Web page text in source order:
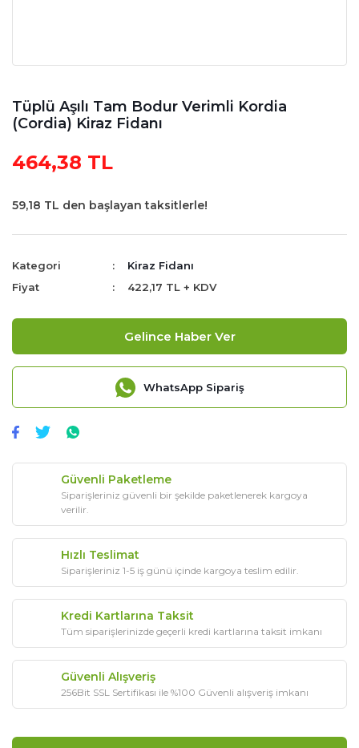
Tüplü Aşılı Tam Bodur Verimli Kordia
(Cordia) Kiraz Fidanı
464,38 TL
59,18 TL den başlayan taksitlerle!
Kategori
Kiraz Fidanı
Fiyat
422,17 TL + KDV
Gelince Haber Ver
WhatsApp Sipariş
Güvenli Paketleme
Siparişleriniz güvenli bir şekilde paketlenerek kargoya
verilir.
Hızlı Teslimat
Siparişleriniz 1-5 iş günü içinde kargoya teslim edilir.
Kredi Kartlarına Taksit
Tüm siparişlerinizde geçerli kredi kartlarına taksit imkanı
Güvenli Alışveriş
256Bit SSL Sertifikası ile %100 Güvenli alışveriş imkanı